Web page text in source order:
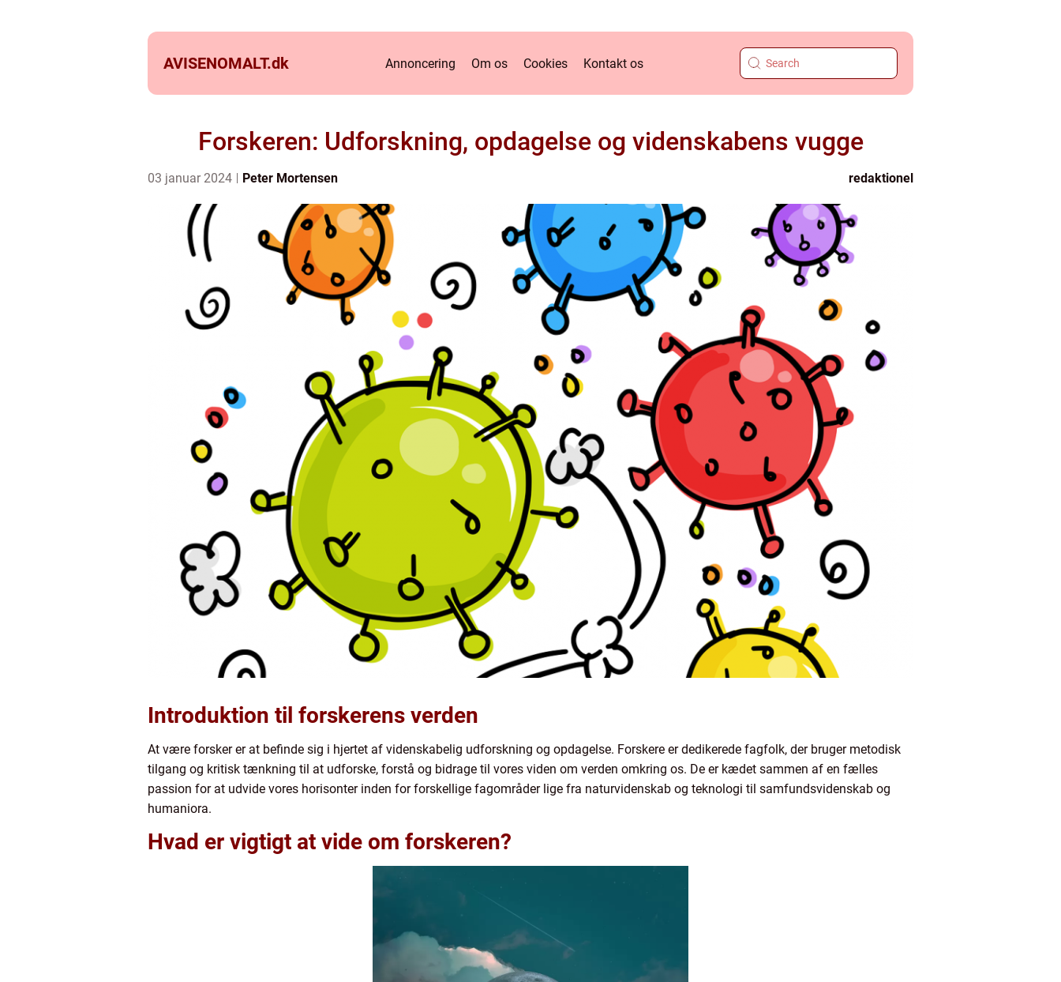
AVISENOMALT.dk Annoncering Om os Cookies Kontakt os
Forskeren: Udforskning, opdagelse og videnskabens vugge
03 januar 2024 Peter Mortensen redaktionel
Introduktion til forskerens verden
At være forsker er at befinde sig i hjertet af videnskabelig udforskning og opdagelse. Forskere er dedikerede fagfolk, der bruger metodisk
tilgang og kritisk tænkning til at udforske, forstå og bidrage til vores viden om verden omkring os. De er kædet sammen af en fælles
passion for at udvide vores horisonter inden for forskellige fagområder lige fra naturvidenskab og teknologi til samfundsvidenskab og
humaniora.
Hvad er vigtigt at vide om forskeren?